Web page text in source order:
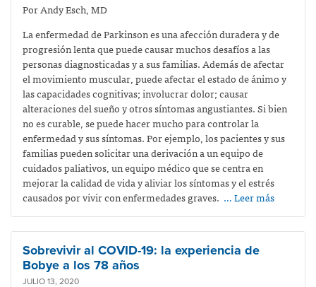
Por Andy Esch, MD
La enfermedad de Parkinson es una afección duradera y de
progresión lenta que puede causar muchos desafíos a las
personas diagnosticadas y a sus familias. Además de afectar
el movimiento muscular, puede afectar el estado de ánimo y
las capacidades cognitivas; involucrar dolor; causar
alteraciones del sueño y otros síntomas angustiantes. Si bien
no es curable, se puede hacer mucho para controlar la
enfermedad y sus síntomas. Por ejemplo, los pacientes y sus
familias pueden solicitar una derivación a un equipo de
cuidados paliativos, un equipo médico que se centra en
mejorar la calidad de vida y aliviar los síntomas y el estrés
causados por vivir con enfermedades graves. … Leer más
Sobrevivir al COVID-19: la experiencia de
Bobye a los 78 años
JULIO 13, 2020